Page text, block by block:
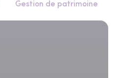
Gestion de patrimoine